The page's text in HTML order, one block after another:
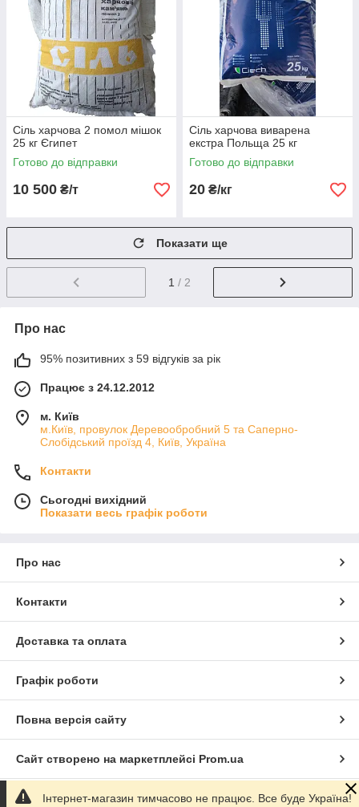
Сіль харчова 2 помол мішок
25 кг Єгипет
Готово до відправки
10 500 ₴/т
Сіль харчова виварена
екстра Польща 25 кг
Готово до відправки
20 ₴/кг
Показати ще
1 / 2
Про нас
95% позитивних з 59 відгуків за рік
Працює з 24.12.2012
м. Київ
м.Київ, провулок Деревообробний 5 та Саперно-
Слобідський проїзд 4, Київ, Україна
Контакти
Сьогодні вихідний
Показати весь графік роботи
Про нас
Контакти
Доставка та оплата
Графік роботи
Повна версія сайту
Сайт створено на маркетплейсі Prom.ua
Політика конфіденційності
Інтернет-магазин тимчасово не працює. Все буде Україна!